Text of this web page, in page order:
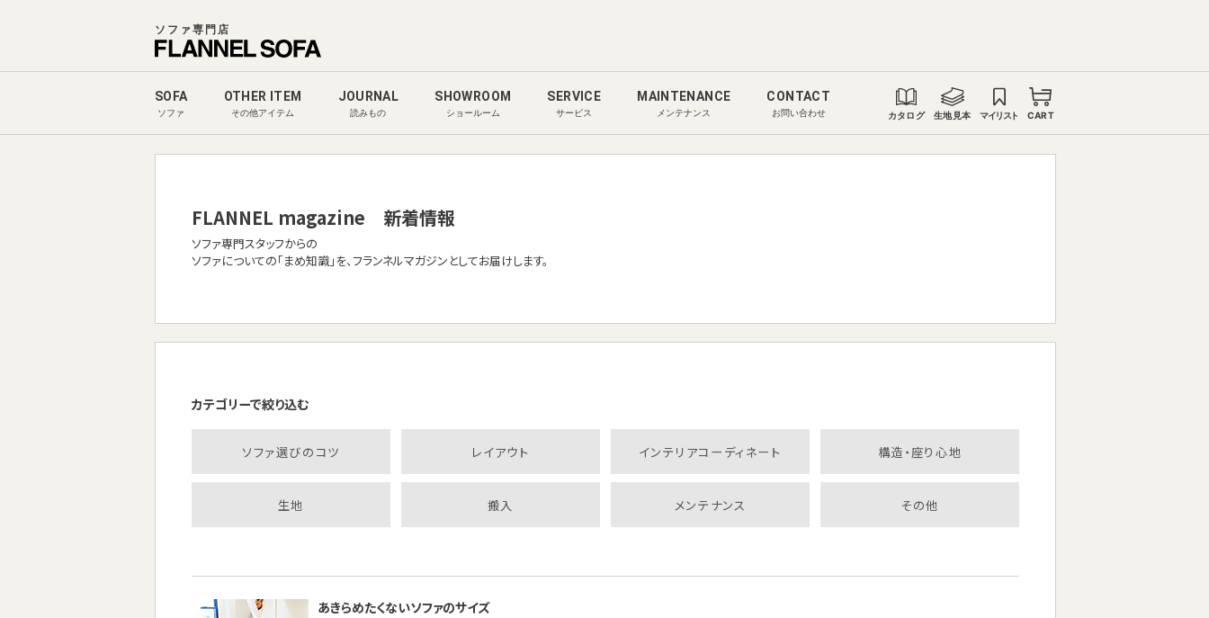
ソファ専門店
SOFA
ソファ
OTHER ITEM
その他アイテム
JOURNAL
読みもの
SHOWROOM
ショールーム
SERVICE
サービス
MAINTENANCE
メンテナンス
CONTACT
お問い合わせ カタログ 生地見本 マイリスト CART
FLANNEL magazine 新着情報
ソファ専門スタッフからの
ソファについての「まめ知識」を、フランネルマガジンとしてお届けします。
カテゴリーで絞り込む
ソファ選びのコツ レイアウト インテリアコーディネート 構造・座り心地
生地 搬入 メンテナンス その他
あきらめたくないソファのサイズ